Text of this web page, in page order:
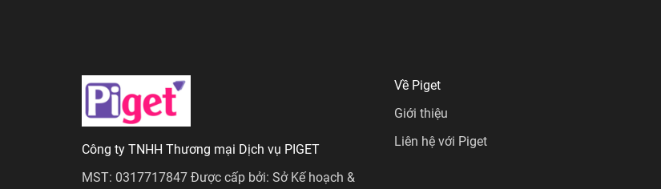
Công ty TNHH Thương mại Dịch vụ PIGET
MST: 0317717847 Được cấp bởi: Sở Kế hoạch &
Về Piget
Giới thiệu
Liên hệ với Piget